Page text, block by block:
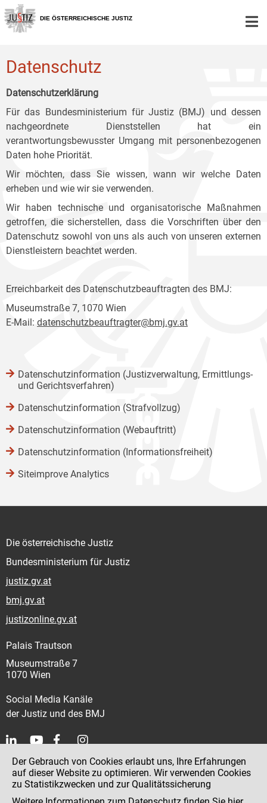
Zur
Hauptnavigation
[1]
Zum
Inhalt
[2]
Zum
Untermenü
[3]
DIE ÖSTERREICHISCHE JUSTIZ
Datenschutz
Datenschutzerklärung
Für das Bundesministerium für Justiz (BMJ) und dessen
nachgeordnete Dienststellen hat ein
verantwortungsbewusster Umgang mit personenbezogenen
Daten hohe Priorität.
Wir möchten, dass Sie wissen, wann wir welche Daten
erheben und wie wir sie verwenden.
Wir haben technische und organisatorische Maßnahmen
getroffen, die sicherstellen, dass die Vorschriften über den
Datenschutz sowohl von uns als auch von unseren externen
Dienstleistern beachtet werden.
Erreichbarkeit des Datenschutzbeauftragten des BMJ:
Museumstraße 7, 1070 Wien
E-Mail: datenschutzbeauftragter@bmj.gv.at
Datenschutzinformation (Justizverwaltung, Ermittlungs-
und Gerichtsverfahren)
Datenschutzinformation (Strafvollzug)
Datenschutzinformation (Webauftritt)
Datenschutzinformation (Informationsfreiheit)
Siteimprove Analytics
Die österreichische Justiz
Bundesministerium für Justiz
justiz.gv.at
bmj.gv.at
justizonline.gv.at
Palais Trautson
Museumstraße 7
1070 Wien
Social Media Kanäle
der Justiz und des BMJ
Kontakt
Impressum
Der Gebrauch von Cookies erlaubt uns, Ihre Erfahrungen
auf dieser Website zu optimieren. Wir verwenden Cookies
zu Statistikzwecken und zur Qualitätssicherung